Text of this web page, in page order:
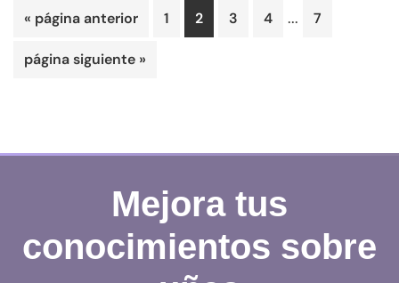
« Ir
la
página anterior Página
1 Página
2 Página
3 Página
4
Páginas
... Página
7
Ir
página siguiente »
Mejora tus
conocimientos sobre